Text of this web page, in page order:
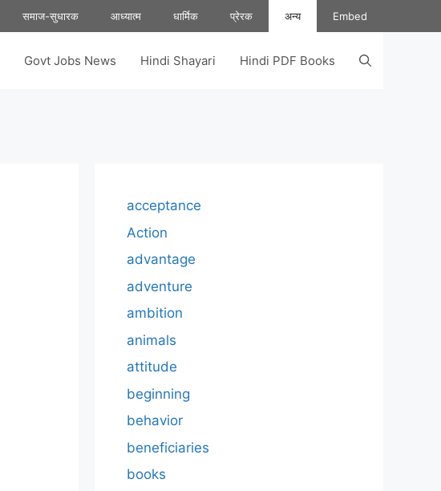
समाज-सुधारक आध्यात्म धार्मिक प्रेरक अन्य Embed
Govt Jobs News Hindi Shayari Hindi PDF Books
acceptance
Action
advantage
adventure
ambition
animals
attitude
beginning
behavior
beneficiaries
books